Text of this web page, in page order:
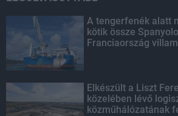
A tengerfenék alatt
kötik össze
Franciaország
Elkészült a Liszt
közelében lévő
közműhálózatának